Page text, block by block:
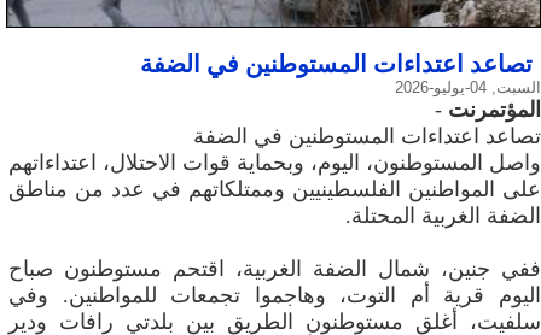
تصاعد اعتداءات المستوطنين في الضفة
السبت, 04-يوليو-2026
المؤتمرنت -
تصاعد اعتداءات المستوطنين في الضفة
واصل المستوطنون، اليوم، وبحماية قوات الاحتلال، اعتداءاتهم
على المواطنين الفلسطينيين وممتلكاتهم في عدد من مناطق
الضفة الغربية المحتلة.
ففي جنين، شمال الضفة الغربية، اقتحم مستوطنون صباح
اليوم قرية أم التوت، وهاجموا تجمعات للمواطنين. وفي
سلفيت، أغلق مستوطنون الطريق بين بلدتي رافات ودير